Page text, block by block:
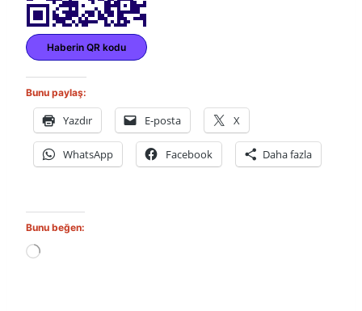
Haberin QR kodu
Bunu paylaş:
Yazdır E-posta X
WhatsApp Facebook Daha fazla
Bunu beğen:
Y